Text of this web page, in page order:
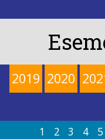
2019 2020
1 2 3 4 5